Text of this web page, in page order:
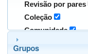
Revisão por pares
Coleção
Comunidade
Grupos